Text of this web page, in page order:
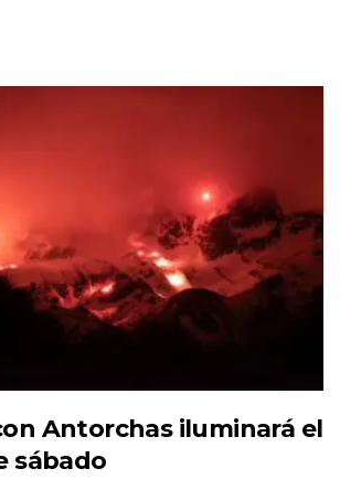
Antorchas iluminará el
sábado